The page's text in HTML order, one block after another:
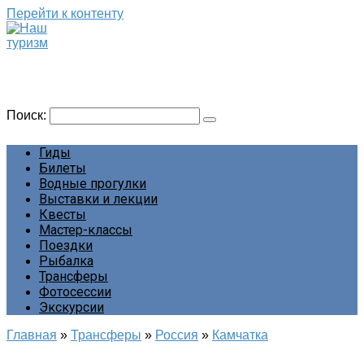
Перейти к контенту
Поиск:
Гиды
Билеты
Водные прогулки
Выставки и лекции
Квесты
Мастер-классы
Поездки
Рыбалка
Трансферы
Фотосессии
Экскурсии
Главная » Трансферы » Россия » Камчатка